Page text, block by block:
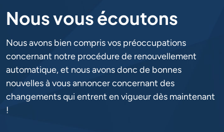
Nous vous écoutons
Nous avons bien compris vos préoccupations
concernant notre procédure de renouvellement
automatique, et nous avons donc de bonnes
nouvelles à vous annoncer concernant des
changements qui entrent en vigueur dès maintenant
!